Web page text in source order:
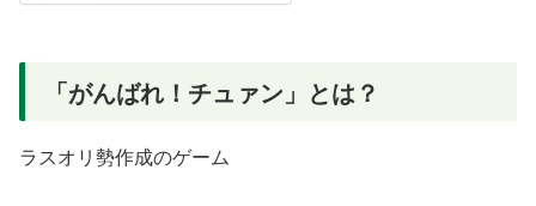
「がんばれ！チュァン 」とは？
ラスオリ勢作成のゲーム